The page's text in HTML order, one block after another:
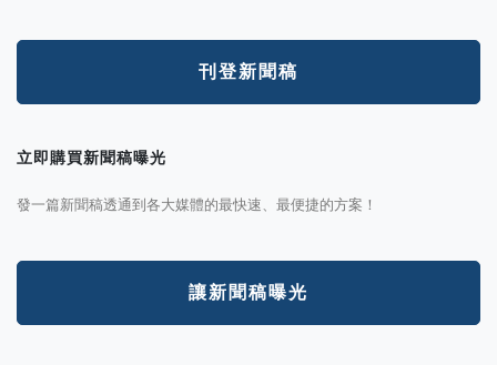
刊登新聞稿
立即購買新聞稿曝光
發一篇新聞稿透通到各大媒體的最快速、最便捷的方案！
讓新聞稿曝光